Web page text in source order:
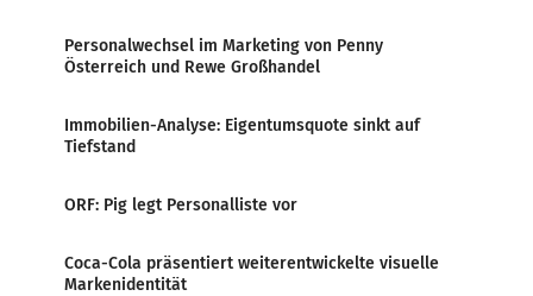
Personalwechsel im Marketing von Penny
Österreich und Rewe Großhandel
Immobilien-Analyse: Eigentumsquote sinkt auf
Tiefstand
ORF: Pig legt Personalliste vor
Coca-Cola präsentiert weiterentwickelte visuelle
Markenidentität